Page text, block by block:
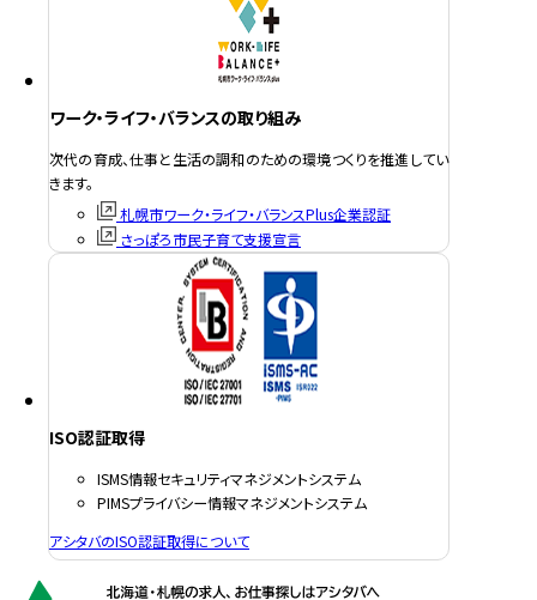
ワーク・ライフ・バランスの取り組み
次代の育成、仕事と生活の調和のための環境つくりを推進してい
きます。
札幌市ワーク・ライフ・バランスPlus企業認証
さっぽろ市民子育て支援宣言
ISO認証取得
ISMS情報セキュリティマネジメントシステム
PIMSプライバシー情報マネジメントシステム
アシタバのISO認証取得について